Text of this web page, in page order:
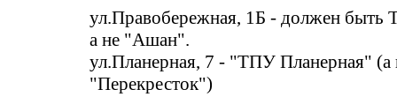
ул.Правобережная, 1Б - должен быть
а не "Ашан".
ул.Планерная, 7 - "ТПУ Планерная" (а
"Перекресток")